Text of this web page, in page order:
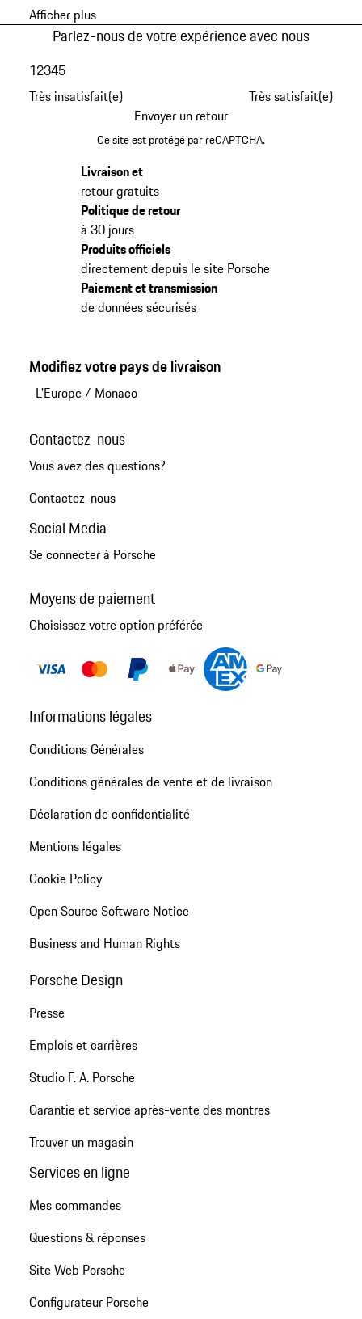
Afficher plus
Parlez-nous de votre expérience avec nous
Très insatisfait(e)
12345
Très satisfait(e)
Envoyer un retour
Ce site est protégé par reCAPTCHA.
Livraison et
retour gratuits
Politique de retour
à 30 jours
Produits officiels
directement depuis le site Porsche
Paiement et transmission
de données sécurisés
Modifiez votre pays de livraison
L'Europe/ Monaco
Contactez-nous
Vous avez des questions?
Contactez-nous
Social Media
Se connecter à Porsche
Moyens de paiement
Choisissez votre option préférée
Informations légales
Conditions Générales
Conditions générales de vente et de livraison
Déclaration de confidentialité
Mentions légales
Cookie Policy
Open Source Software Notice
Business and Human Rights
Porsche Design
Presse
Emplois et carrières
Studio F. A. Porsche
Garantie et service après-vente des montres
Trouver un magasin
Services en ligne
Mes commandes
Questions & réponses
Site Web Porsche
Configurateur Porsche